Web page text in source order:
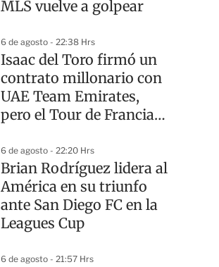
MLS vuelve a golpear
6 de agosto - 22:38 Hrs
Isaac del Toro firmó un
contrato millonario con
UAE Team Emirates,
pero el Tour de Francia
dueño
6 de agosto - 22:20 Hrs
Brian Rodríguez lidera al
América en su triunfo
ante San Diego FC en la
Leagues Cup
6 de agosto - 21:57 Hrs